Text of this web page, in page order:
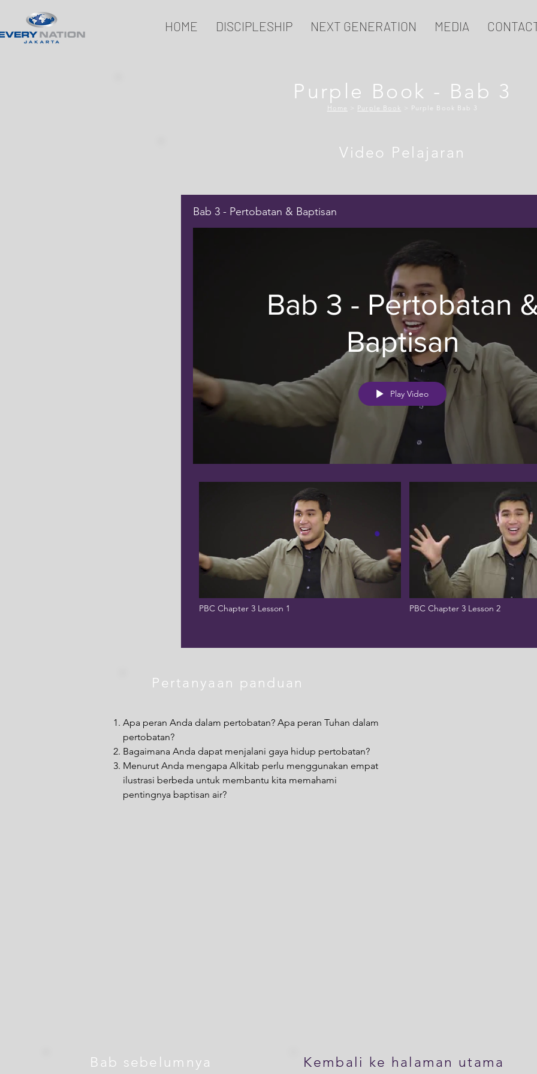
HOME DISCIPLESHIP NEXT GENERATION MEDIA
Purple Book - Bab 3
Home > Purple Book > Purple Book Bab 3
Video Pelajaran
Bab 3 - Pertobatan & Baptisan
Bab 3 - Pertobatan
Baptisan
Play Video
PBC Chapter 3 Lesson 1 PBC Chapter 3 Lesson 2
Pertanyaan panduan
Apa peran Anda dalam pertobatan? Apa peran Tuhan dalam
pertobatan?
Bagaimana Anda dapat menjalani gaya hidup pertobatan?
Menurut Anda mengapa Alkitab perlu menggunakan empat
ilustrasi berbeda untuk membantu kita memahami
pentingnya baptisan air?
Bab sebelumnya Kembali ke halaman utama